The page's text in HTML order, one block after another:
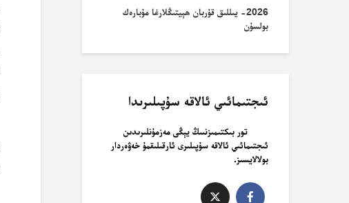
2026- يىللىق قۇربان ھېيتىڭلارغا مۇبارەك
بولسۇن
ئىجتىمائىي ئالاقە سۇپىلىرىدا
تور بىكتىمىزنىىڭ يېڭى مەزمۇنلىرىدىن
ئىجتىمائىي ئالاقە سۇپىلىرى ئارقىلىقمۇ خەۋەردار
بولالايسىز.